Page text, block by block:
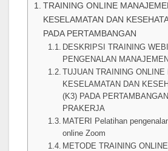
TRAINING ONLINE
KESELAMATAN DAN
PADA PERTAMBANGAN
DESKRIPSI TRAINING
PENGENALAN
TUJUAN TRAINING ONLINE
KESELAMATAN DAN
(K3) PADA
PRAKERJA
MATERI Pelatihan
online Zoom
METODE TRAINING